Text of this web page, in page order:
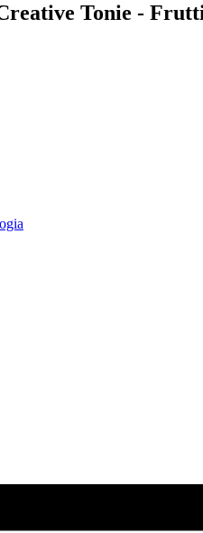
Tonie -